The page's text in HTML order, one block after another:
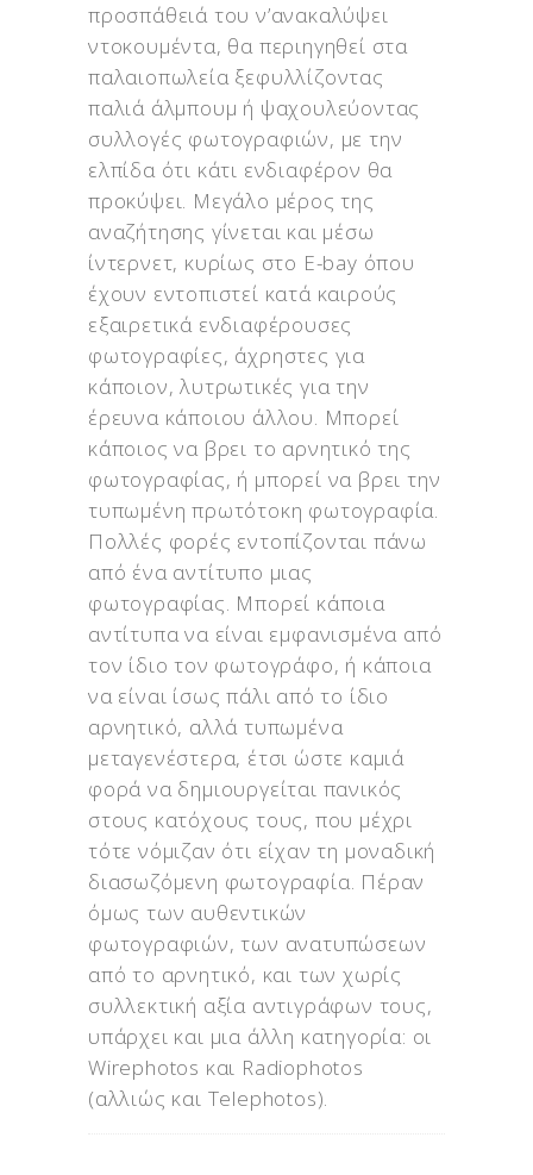
προσπάθειά του ν’ανακαλύψει
ντοκουμέντα, θα περιηγηθεί στα
παλαιοπωλεία ξεφυλλίζοντας
παλιά άλμπουμ ή ψαχουλεύοντας
συλλογές φωτογραφιών, με την
ελπίδα ότι κάτι ενδιαφέρον θα
προκύψει. Μεγάλο μέρος της
αναζήτησης γίνεται και μέσω
ίντερνετ, κυρίως στο E-bay όπου
έχουν εντοπιστεί κατά καιρούς
εξαιρετικά ενδιαφέρουσες
φωτογραφίες, άχρηστες για
κάποιον, λυτρωτικές για την
έρευνα κάποιου άλλου. Μπορεί
κάποιος να βρει το αρνητικό της
φωτογραφίας, ή μπορεί να βρει την
τυπωμένη πρωτότοκη φωτογραφία.
Πολλές φορές εντοπίζονται πάνω
από ένα αντίτυπο μιας
φωτογραφίας. Mπορεί κάποια
αντίτυπα να είναι εμφανισμένα από
τον ίδιο τον φωτογράφο, ή κάποια
να είναι ίσως πάλι από το ίδιο
αρνητικό, αλλά τυπωμένα
μεταγενέστερα, έτσι ώστε καμιά
φορά να δημιουργείται πανικός
στους κατόχους τους, που μέχρι
τότε νόμιζαν ότι είχαν τη μοναδική
διασωζόμενη φωτογραφία. Πέραν
όμως των αυθεντικών
φωτογραφιών, των ανατυπώσεων
από το αρνητικό, και των χωρίς
συλλεκτική αξία αντιγράφων τους,
υπάρχει και μια άλλη κατηγορία: oι
Wirephotos και Radiophotos
(αλλιώς και Telephotos).